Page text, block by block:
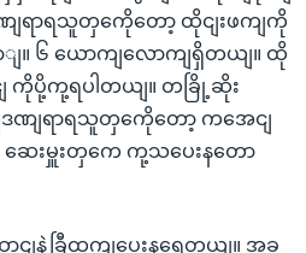
ရာရသူတှကေိုတော့ ထိုငျးဖကျကို
ျ။ ၆ ယောကျလောကျရှိတယျ။ ထို
ျ ကိုပို့ကု့ရပါတယျ။ တခြို့ဆိုး
ဒဏျရာရသူတှကေိုတော့ ကအေငျ
ဆေးမှူးတှကေ ကု့သပေးနတော
ငျနဲ့ခြီထှကျပွေးနရေတယျ။ အခု